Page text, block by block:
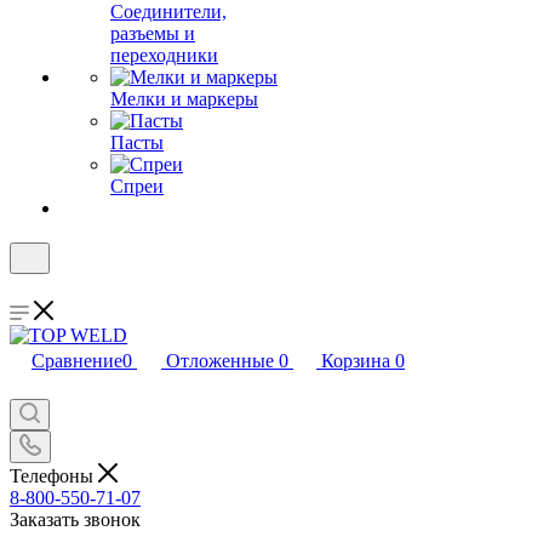
Соединители,
разъемы и
переходники
Мелки и маркеры
Пасты
Спреи
Сравнение0 Отложенные 0 Корзина 0
Телефоны
8-800-550-71-07
Заказать звонок